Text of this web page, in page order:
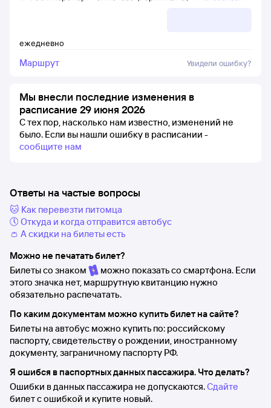
ежедневно
Маршрут Увидели ошибку?
Мы внесли последние изменения в
расписание 29 июня 2026
С тех пор, насколько нам известно, изменений не
было. Если вы нашли ошибку в расписании -
сообщите нам
Ответы на частые вопросы
🐱 Как перевезти питомца
🕔 Откуда и когда отправится автобус
👛 А скидки на билеты есть
Можно не печатать билет?
Билеты со знаком
можно показать со смартфона. Если
этого значка нет, маршрутную квитанцию нужно
обязательно распечатать.
По каким документам можно купить билет на сайте?
Билеты на автобус можно купить по: российскому
паспорту, свидетельству о рождении, иностранному
документу, заграничному паспорту РФ.
Я ошибся в паспортных данных пассажира. Что делать?
Ошибки в данных пассажира не допускаются.Сдайте
билет с ошибкой и купите новый.